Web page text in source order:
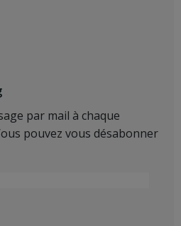
par mail à chaque
pouvez vous désabonner